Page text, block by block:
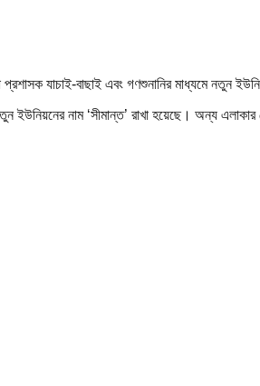
যাচাই-বাছাই এবং গণশুনানির মাধ্যমে নতুন
ইউনিয়নের নাম ‘সীমান্ত’ রাখা হয়েছে। অন্য